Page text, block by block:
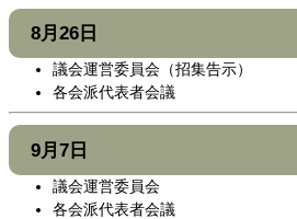
8月26日
議会運営委員会（招集告示）
各会派代表者会議
9月7日
議会運営委員会
各会派代表者会議